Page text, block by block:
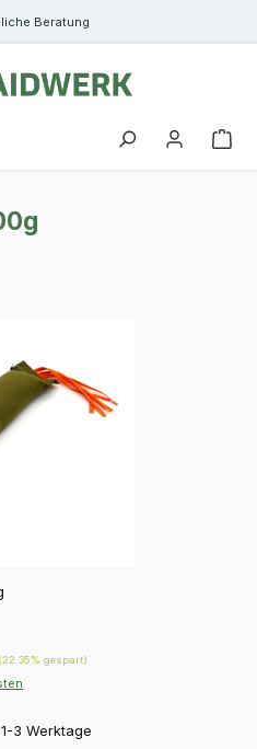
Beratung
(22.35% gespart)
3 Werktage